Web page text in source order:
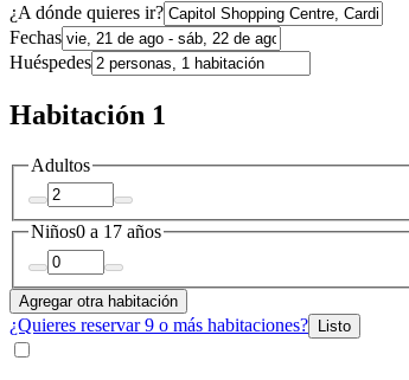
¿A dónde quieres ir?
Fechas
Huéspedes
Habitación 1
Adultos
Niños0 a 17 años
Agregar otra habitación
¿Quieres reservar 9 o más habitaciones? Listo